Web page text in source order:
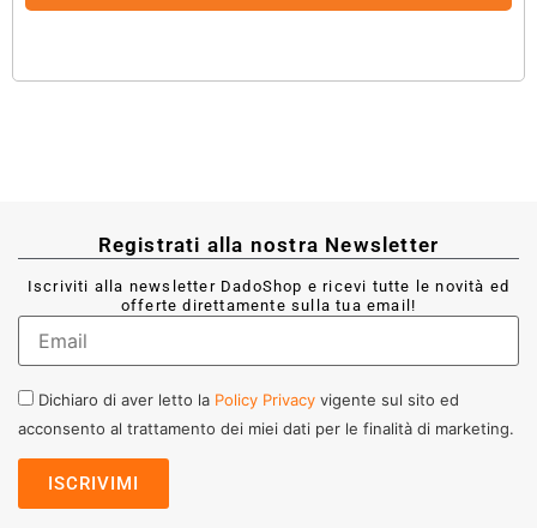
Registrati alla nostra Newsletter
Iscriviti alla newsletter DadoShop e ricevi tutte le novità ed
offerte direttamente sulla tua email!
Dichiaro di aver letto la Policy Privacy vigente sul sito ed
acconsento al trattamento dei miei dati per le finalità di marketing.